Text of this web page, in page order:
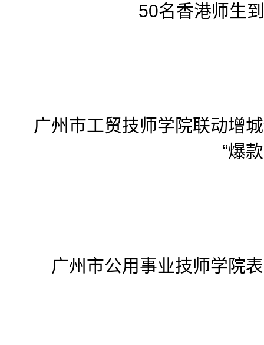
50名香港师生
广州市工贸技师学院联动增
“爆
广州市公用事业技师学院